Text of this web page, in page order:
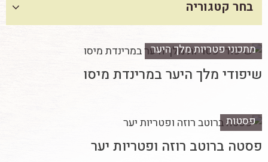
בחר קטגוריה
מתכוני פטריות מלך היער
שיפודי מלך היער במרינדת מיסו
פסטות
פסטה ברוטב רוזה ופטריות יער